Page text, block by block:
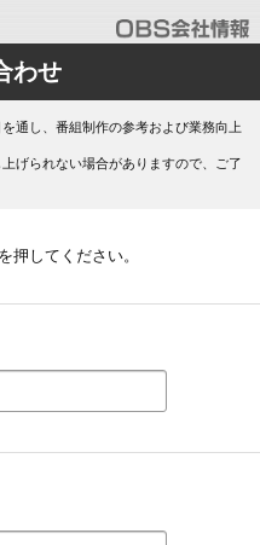
わせ
通し、番組制作の参考および業務向上
げられない場合がありますので、ご了
押してください。